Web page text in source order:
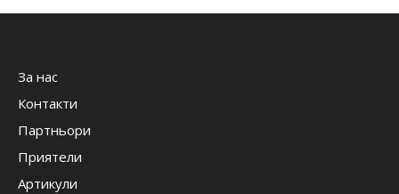
За нас
Контакти
Партньори
Приятели
Артикули